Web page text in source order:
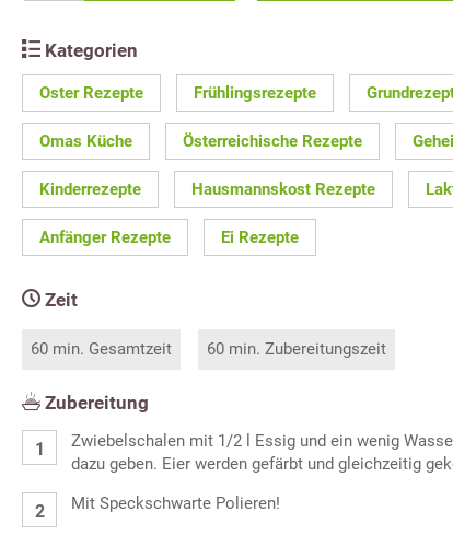
Kategorien
Oster Rezepte Frühlingsrezepte
Omas Küche Österreichische Rezepte
Kinderrezepte Hausmannskost Rezepte
Anfänger Rezepte Ei Rezepte
Zeit
60 min. Gesamtzeit 60 min. Zubereitungszeit
Zubereitung
Zwiebelschalen mit 1/2 l Essig und ein wenig
dazu geben. Eier werden gefärbt und gleichzeitig
Mit Speckschwarte Polieren!